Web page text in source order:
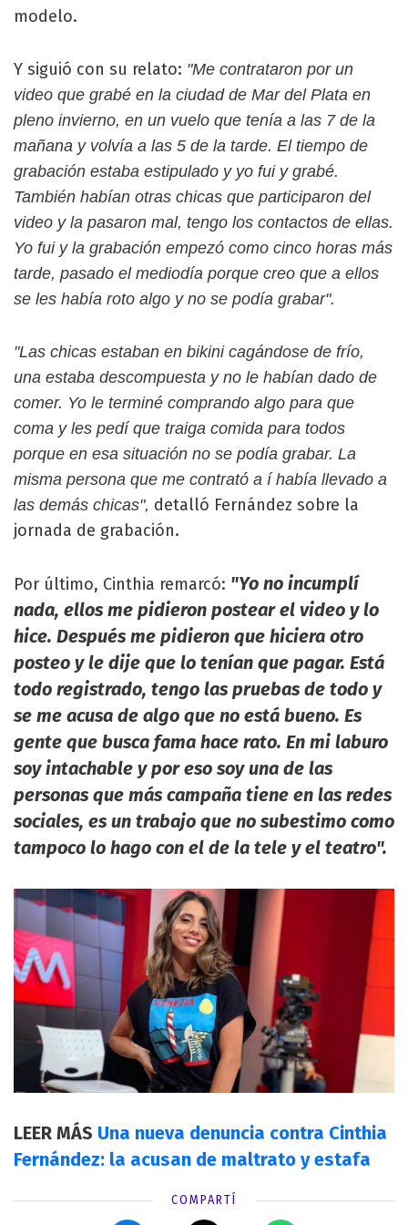
modelo.
Y siguió con su relato: "Me contrataron por un
video que grabé en la ciudad de Mar del Plata en
pleno invierno, en un vuelo que tenía a las 7 de la
mañana y volvía a las 5 de la tarde. El tiempo de
grabación estaba estipulado y yo fui y grabé.
También habían otras chicas que participaron del
video y la pasaron mal, tengo los contactos de ellas.
Yo fui y la grabación empezó como cinco horas más
tarde, pasado el mediodía porque creo que a ellos
se les había roto algo y no se podía grabar".
"Las chicas estaban en bikini cagándose de frío,
una estaba descompuesta y no le habían dado de
comer. Yo le terminé comprando algo para que
coma y les pedí que traiga comida para todos
porque en esa situación no se podía grabar. La
misma persona que me contrató a í había llevado a
las demás chicas", detalló Fernández sobre la
jornada de grabación.
Por último, Cinthia remarcó: "Yo no incumplí
nada, ellos me pidieron postear el video y lo
hice. Después me pidieron que hiciera otro
posteo y le dije que lo tenían que pagar. Está
todo registrado, tengo las pruebas de todo y
se me acusa de algo que no está bueno. Es
gente que busca fama hace rato. En mi laburo
soy intachable y por eso soy una de las
personas que más campaña tiene en las redes
sociales, es un trabajo que no subestimo como
tampoco lo hago con el de la tele y el teatro".
LEER MÁS Una nueva denuncia contra Cinthia
Fernández: la acusan de maltrato y estafa
COMPARTÍ